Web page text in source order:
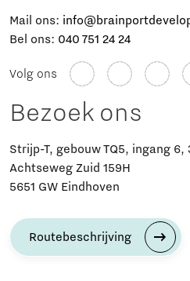
Mail ons:
Bel ons: 040 751 24 24
Volg ons
Bezoek ons
Strijp-T, gebouw TQ5, ingang
Achtseweg Zuid 159H
5651 GW Eindhoven
Routebeschrijving